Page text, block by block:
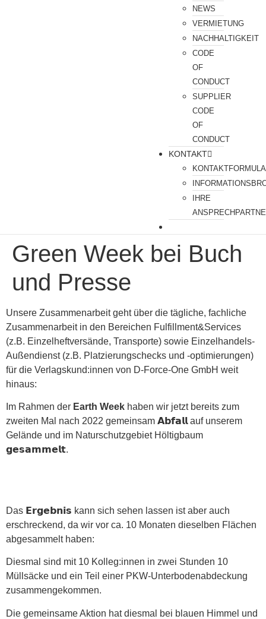
NEWS
VERMIETUNG
NACHHALTIGKEIT
CODE
OF
CONDUCT
SUPPLIER
CODE
OF
CONDUCT
KONTAKT
IHRE
Green Week bei Buch
und Presse
Unsere Zusammenarbeit geht über die tägliche, fachliche
Zusammenarbeit in den Bereichen Fulfillment&Services
(z.B. Einzelheftversände, Transporte) sowie Einzelhandels-
Außendienst (z.B. Platzierungschecks und -optimierungen)
für die Verlagskund:innen von D-Force-One GmbH weit
hinaus:
Im Rahmen der Earth Week haben wir jetzt bereits zum
zweiten Mal nach 2022 gemeinsam 𝗔𝗯𝗳𝗮𝗹𝗹 auf unserem
Gelände und im Naturschutzgebiet Höltigbaum
𝗴𝗲𝘀𝗮𝗺𝗺𝗲𝗹𝘁.
Das 𝗘𝗿𝗴𝗲𝗯𝗻𝗶𝘀 kann sich sehen lassen ist aber auch
erschreckend, da wir vor ca. 10 Monaten dieselben Flächen
abgesammelt haben:
Diesmal sind mit 10 Kolleg:innen in zwei Stunden 10
Müllsäcke und ein Teil einer PKW-Unterbodenabdeckung
zusammengekommen.
Die gemeinsame Aktion hat diesmal bei blauen Himmel und